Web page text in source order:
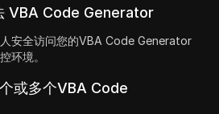
VBA Code Generator
安全访问您的VBA Code Generator
环境。
或多个VBA Code